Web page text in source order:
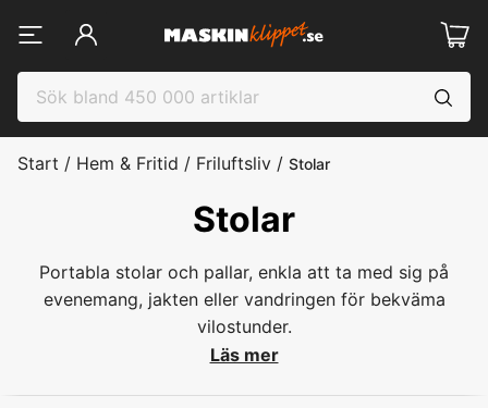
Start / Hem & Fritid / Friluftsliv / Stolar
Stolar
Portabla stolar och pallar, enkla att ta med sig på
evenemang, jakten eller vandringen för bekväma
vilostunder.
Läs mer